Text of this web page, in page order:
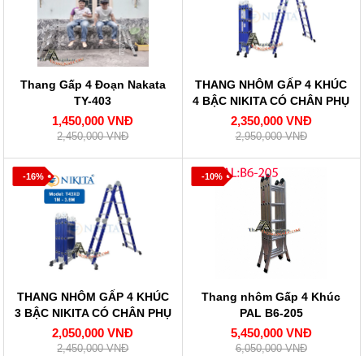
Thang Gấp 4 Đoạn Nakata
TY-403
1,450,000 VNĐ
2,450,000 VNĐ
THANG NHÔM GẤP 4 KHÚC
4 BẬC NIKITA CÓ CHÂN PHỤ
NKT-T44XD
2,350,000 VNĐ
2,950,000 VNĐ
-16%
THANG NHÔM GẤP 4 KHÚC
3 BẬC NIKITA CÓ CHÂN PHỤ
NKT-T43XD
2,050,000 VNĐ
2,450,000 VNĐ
-10%
Thang nhôm Gấp 4 Khúc
PAL B6-205
5,450,000 VNĐ
6,050,000 VNĐ